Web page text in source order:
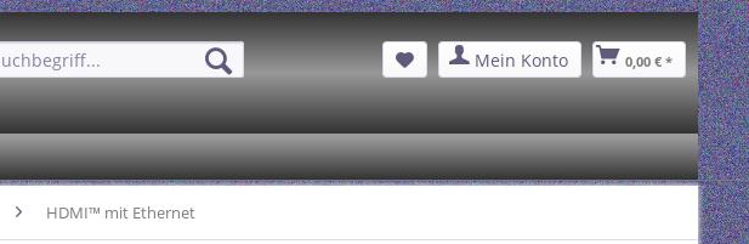
Mein Konto 0,00 € *
HDMI™ mit Ethernet